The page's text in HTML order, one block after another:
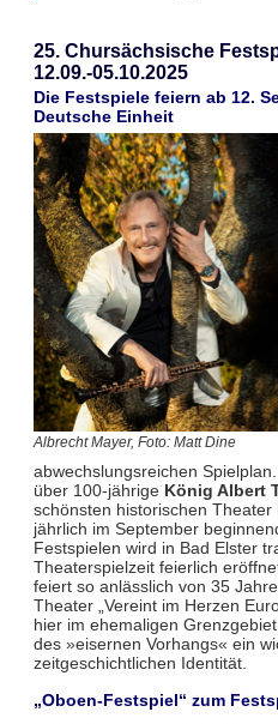
25. Chursächsische
12.09.-05.10.2025
Die Festspiele feiern ab 12.
Deutsche Einheit
Albrecht Mayer, Foto: Matt Dine
abwechslungsreichen
über 100-jährige König Albert
schönsten historischen Theater
jährlich im September
Festspielen wird in Bad Elster
Theaterspielzeit feierlich
feiert so anlässlich von 35
Theater „Vereint im Herzen
hier im ehemaligen
des »eisernen Vorhangs« ein
zeitgeschichtlichen Identität.
„Oboen-Festspiel“ zum